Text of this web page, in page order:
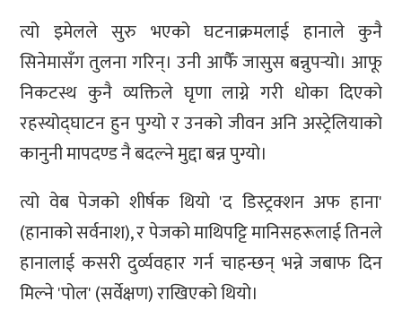
त्यो इमेलले सुरु भएको घटनाक्रमलाई हानाले कुनै
सिनेमासँग तुलना गरिन्। उनी आफैँ जासुस बन्नुपर्‍यो। आफू
निकटस्थ कुनै व्यक्तिले घृणा लाग्ने गरी धोका दिएको
रहस्योद्घाटन हुन पुग्यो र उनको जीवन अनि अस्ट्रेलियाको
कानुनी मापदण्ड नै बदल्ने मुद्दा बन्न पुग्यो।
त्यो वेब पेजको शीर्षक थियो 'द डिस्ट्रक्शन अफ हाना'
(हानाको सर्वनाश), र पेजको माथिपट्टि मानिसहरूलाई तिनले
हानालाई कसरी दुर्व्यवहार गर्न चाहन्छन् भन्ने जबाफ दिन
मिल्ने 'पोल' (सर्वेक्षण) राखिएको थियो।